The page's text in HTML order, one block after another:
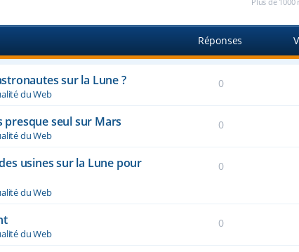
Réponses
sur la Lune ?
du Web
0
presque seul sur Mars
du Web
0
usines sur la Lune pour
du Web
0
du Web
0